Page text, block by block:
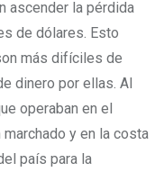
ascender la pérdida
de dólares. Esto
más difíciles de
dinero por ellas. Al
operaban en el
y en la costa
país para la